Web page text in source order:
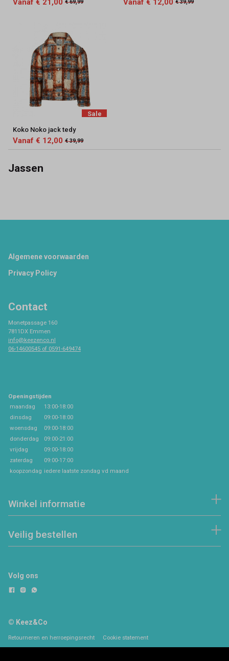
€ 69,99 € 39,99
Sale
Koko Noko jack tedy
Vanaf € 12,00 € 39,99
Jassen
Footer
Algemene voorwaarden
Privacy Policy
Contact
Monetpassage 160
7811DX Emmen
info@keezenco.nl
06-14600545 of 0591-649474
Openingstijden
maandag
13:00-18:00
dinsdag
09:00-18:00
woensdag
09:00-18:00
donderdag
09:00-21:00
vrijdag
09:00-18:00
zaterdag
09:00-17:00
koopzondag iedere laatste zondag vd maand
Winkel informatie
Veilig bestellen
Volg ons
© Keez&Co
Retourneren en herroepingsrecht Cookie statement